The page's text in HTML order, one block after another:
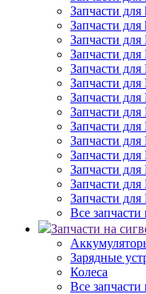
Запчасти для
Запчасти для
Запчасти
Запчасти для
Запчасти
Запчасти
Запчасти
Запчасти
Запчасти для
Запчасти
Запчасти
Запчасти для
Запчасти
Запчасти
Все запчасти
Запчасти на
Зарядные
Колеса
Все запчасти